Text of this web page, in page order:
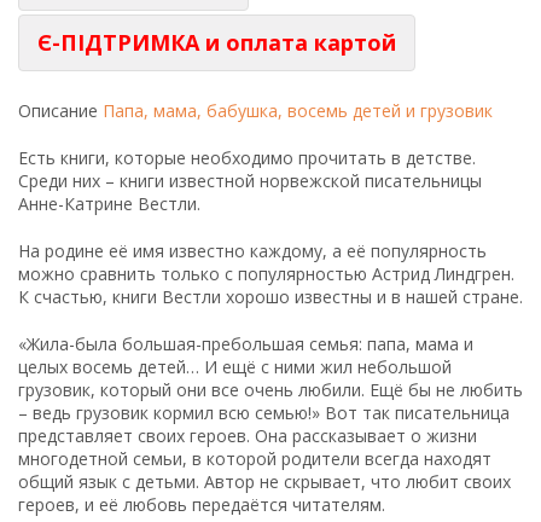
Є-ПІДТРИМКА и оплата картой
Описание Папа, мама, бабушка, восемь детей и грузовик
Есть книги, которые необходимо прочитать в детстве.
Среди них – книги известной норвежской писательницы
Анне-Катрине Вестли.
На родине её имя известно каждому, а её популярность
можно сравнить только с популярностью Астрид Линдгрен.
К счастью, книги Вестли хорошо известны и в нашей стране.
«Жила-была большая-пребольшая семья: папа, мама и
целых восемь детей… И ещё с ними жил небольшой
грузовик, который они все очень любили. Ещё бы не любить
– ведь грузовик кормил всю семью!» Вот так писательница
представляет своих героев. Она рассказывает о жизни
многодетной семьи, в которой родители всегда находят
общий язык с детьми. Автор не скрывает, что любит своих
героев, и её любовь передаётся читателям.